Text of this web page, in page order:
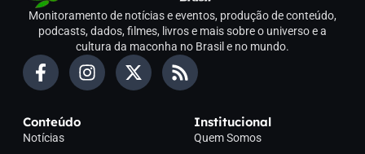
Monitoramento de notícias e eventos, produção de conteúdo,
podcasts, dados, filmes, livros e mais sobre o universo e a
cultura da maconha no Brasil e no mundo.
Conteúdo
Notícias
Institucional
Quem Somos